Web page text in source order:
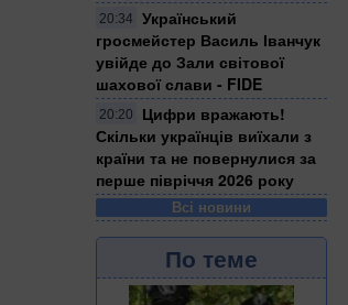
20:34
Український
гросмейстер Василь Іванчук
увійде до Зали світової
шахової слави - FIDE
20:20
Цифри вражають!
Скільки українців виїхали з
країни та не повернулися за
перше півріччя 2026 року
Всі новини
По теме